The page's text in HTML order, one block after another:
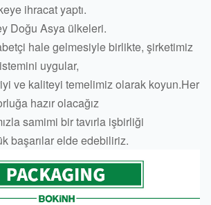
ihracat yaptı.
Doğu Asya ülkeleri.
hale gelmesiyle birlikte, şirketimiz
uygular,
ve kaliteyi temelimiz olarak koyun.Her
hazır olacağız
samimi bir tavırla işbirliği
başarılar elde edebiliriz.